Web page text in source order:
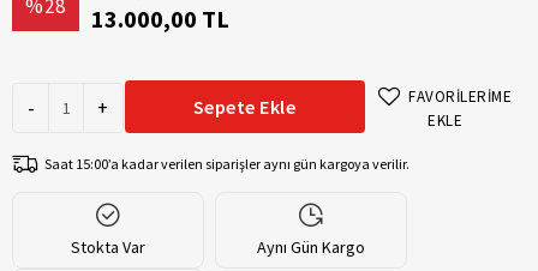
%28 13.000,00 TL
- + Sepete Ekle
FAVORİLERİME
EKLE
Saat 15:00’a kadar verilen siparişler aynı gün kargoya verilir.
Stokta Var Aynı Gün Kargo